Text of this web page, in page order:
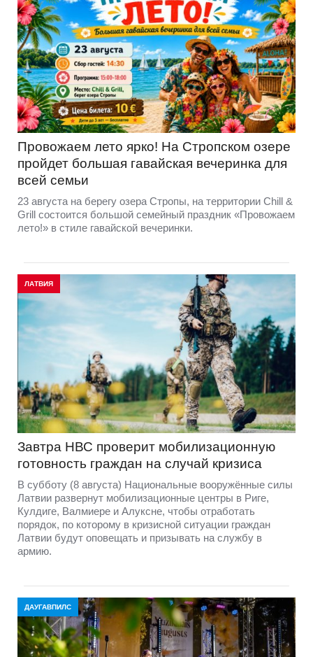
Провожаем лето ярко! На Стропском озере
пройдет большая гавайская вечеринка для
всей семьи
23 августа на берегу озера Стропы, на территории Chill &
Grill состоится большой семейный праздник «Провожаем
лето!» в стиле гавайской вечеринки.
ЛАТВИЯ
Завтра НВС проверит мобилизационную
готовность граждан на случай кризиса
В субботу (8 августа) Национальные вооружённые силы
Латвии развернут мобилизационные центры в Риге,
Кулдиге, Валмиере и Алуксне, чтобы отработать
порядок, по которому в кризисной ситуации граждан
Латвии будут оповещать и призывать на службу в
армию.
ДАУГАВПИЛС